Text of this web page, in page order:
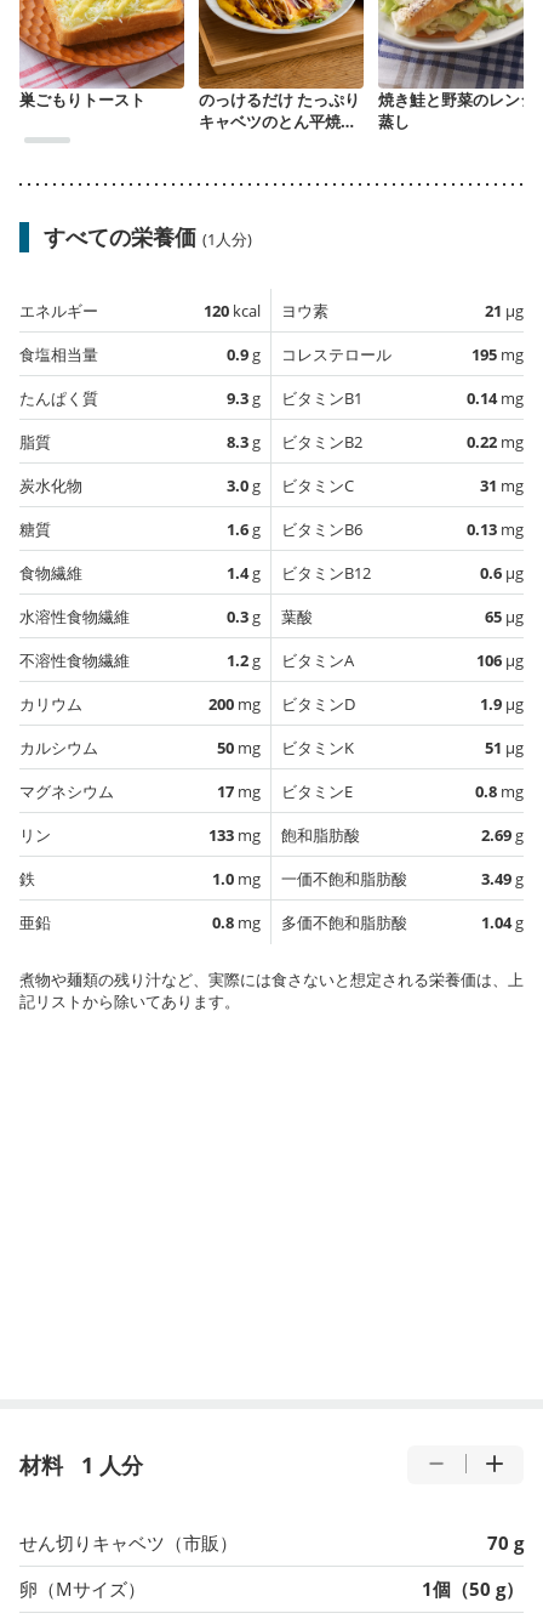
巣ごもりトースト
のっけるだけ たっぷり
キャベツのとん平焼き
焼き鮭と野菜のレンジ
蒸し
すべての栄養価 (1人分)
エネルギー 120 kcal
食塩相当量
0.9g
たんぱく質
9.3g
脂質
8.3g
炭水化物
3.0g
糖質
1.6g
食物繊維
1.4g
水溶性食物繊維
0.3g
不溶性食物繊維
1.2g
カリウム
200 mg
カルシウム
50 mg
マグネシウム
17 mg
リン
133 mg
鉄
1.0 mg
亜鉛
0.8 mg
ヨウ素 21 µg
コレステロール
195 mg
ビタミンB1
0.14mg
ビタミンB2
0.22 mg
ビタミンC
31 mg
ビタミンB6
0.13 mg
ビタミンB12
0.6 µg
葉酸
65 µg
ビタミンA
106 µg
ビタミンD
1.9 µg
ビタミンK
51 µg
ビタミンE
0.8 mg
飽和脂肪酸
2.69g
一価不飽和脂肪酸
3.49g
多価不飽和脂肪酸
1.04g
煮物や麺類の残り汁など、実際には食さないと想定される栄養価は、上
記リストから除いてあります。
材料 1 人分
せん切りキャベツ（市販）
70 g
卵（Mサイズ）
1個（50 g）